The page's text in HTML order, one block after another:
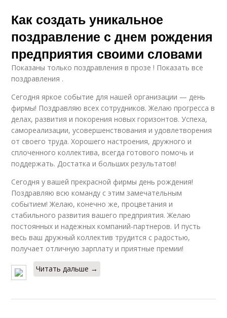
Как создать уникальное
поздравление с днем рождения
предприятия своими словами
Показаны только поздравления в прозе ! Показать все
поздравления .
Сегодня яркое событие для нашей организации — день
фирмы! Поздравляю всех сотрудников. Желаю прогресса в
делах, развития и покорения новых горизонтов. Успеха,
самореализации, усовершенствования и удовлетворения
от своего труда. Хорошего настроения, дружного и
сплоченного коллектива, всегда готового помочь и
поддержать. Достатка и больших результатов!
Сегодня у вашей прекрасной фирмы день рождения!
Поздравляю всю команду с этим замечательным
событием! Желаю, конечно же, процветания и
стабильного развития вашего предприятия. Желаю
постоянных и надежных компаний-партнеров. И пусть
весь ваш дружный коллектив трудится с радостью,
получает отличную зарплату и приятные премии!
Читать дальше →